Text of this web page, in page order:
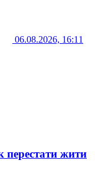
06.08.2026, 16:11
жити